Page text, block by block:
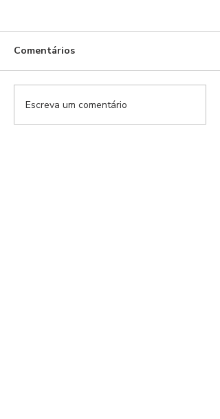
BENFICA FM #274 -
Famalicão x Benfica (2-
Comentários
Escreva um comentário